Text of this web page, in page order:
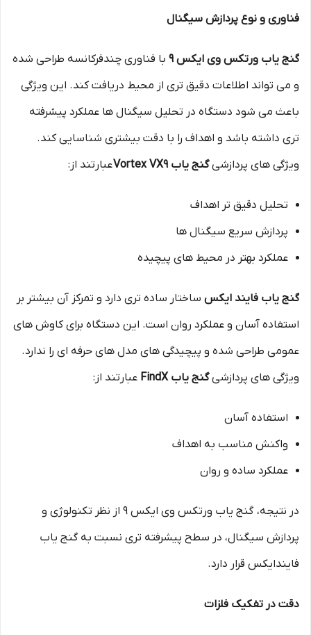
فناوری و نوع پردازش سیگنال
گنج یاب ورتکس وی ایکس 9
با فناوری چندفرکانسه طراحی شده
و می تواند اطلاعات دقیق تری از محیط دریافت کند. این ویژگی
باعث می شود دستگاه در تحلیل سیگنال ها عملکرد پیشرفته
تری داشته باشد و اهداف را با دقت بیشتری شناسایی کند.
ویژگی های پردازشیگنج یاب Vortex VX9 عبارتند از:
تحلیل دقیق تر اهداف
پردازش سریع سیگنال ها
عملکرد بهتر در محیط های پیچیده
گنج یاب فایند ایکس ساختار ساده تری دارد و تمرکز آن بیشتر بر
استفاده آسان و عملکرد روان است. این دستگاه برای کاوش های
عمومی طراحی شده و پیچیدگی های مدل های حرفه ای را ندارد.
ویژگی های پردازشیگنج یاب FindX عبارتند از:
استفاده آسان
واکنش مناسب به اهداف
عملکرد ساده و روان
در نتیجه، گنج یاب ورتکس وی ایکس 9 از نظر تکنولوژی و
پردازش سیگنال، در سطح پیشرفته تری نسبت به گنج یاب
فایندایکس قرار دارد.
دقت در تفکیک فلزات